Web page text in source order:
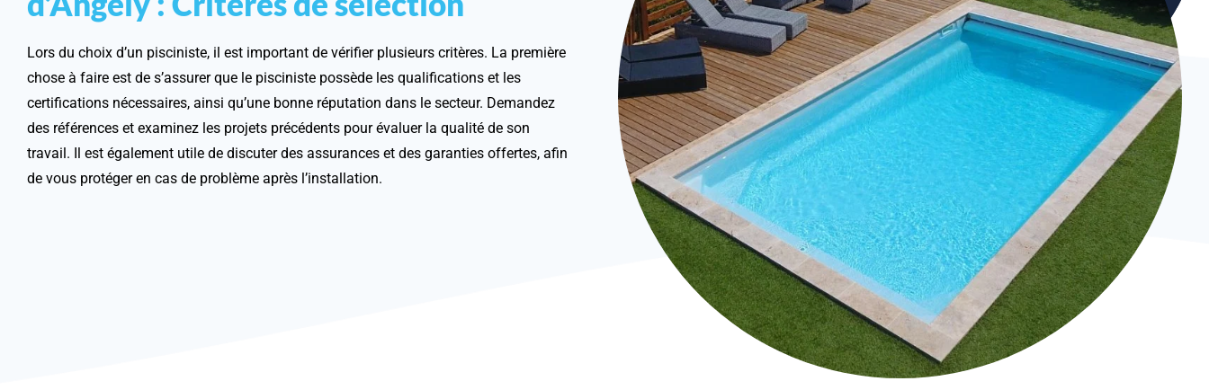
Lors du choix d’un pisciniste, il est important de vérifier plusieurs critères. La première
chose à faire est de s’assurer que le pisciniste possède les qualifications et les
certifications nécessaires, ainsi qu’une bonne réputation dans le secteur. Demandez
des références et examinez les projets précédents pour évaluer la qualité de son
travail. Il est également utile de discuter des assurances et des garanties offertes, afin
de vous protéger en cas de problème après l’installation.